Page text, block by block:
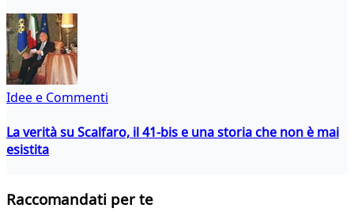
Idee e Commenti
La verità su Scalfaro, il 41-bis e una storia che non è mai
esistita
Raccomandati per te